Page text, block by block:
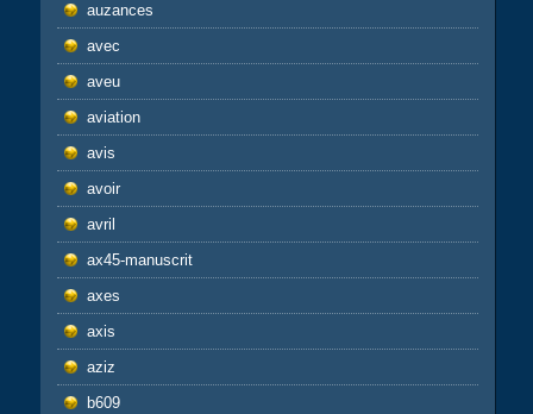
auzances
avec
aveu
aviation
avis
avoir
avril
ax45-manuscrit
axes
axis
aziz
b609